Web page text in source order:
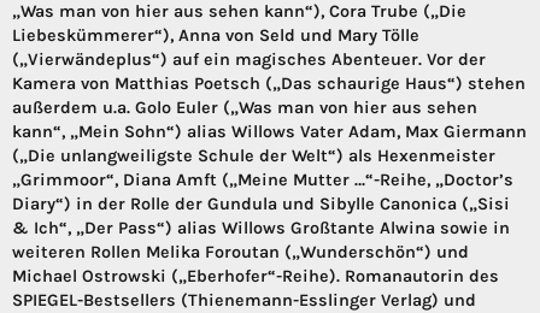
„Was man von hier aus sehen kann“), Cora Trube („Die
Liebeskümmerer“), Anna von Seld und Mary Tölle
(„Vierwändeplus“) auf ein magisches Abenteuer. Vor der
Kamera von Matthias Poetsch („Das schaurige Haus“) stehen
außerdem u.a. Golo Euler („Was man von hier aus sehen
kann“, „Mein Sohn“) alias Willows Vater Adam, Max Giermann
(„Die unlangweiligste Schule der Welt“) als Hexenmeister
„Grimmoor“, Diana Amft („Meine Mutter …“-Reihe, „Doctor’s
Diary“) in der Rolle der Gundula und Sibylle Canonica („Sisi
& Ich“, „Der Pass“) alias Willows Großtante Alwina sowie in
weiteren Rollen Melika Foroutan („Wunderschön“) und
Michael Ostrowski („Eberhofer“-Reihe). Romanautorin des
SPIEGEL-Bestsellers (Thienemann-Esslinger Verlag) und